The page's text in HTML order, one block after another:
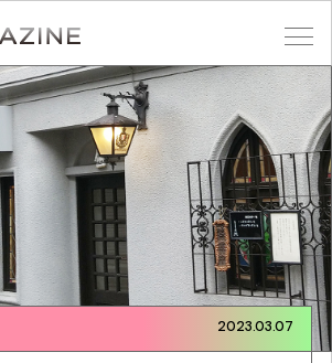
検索する
2023.03.07